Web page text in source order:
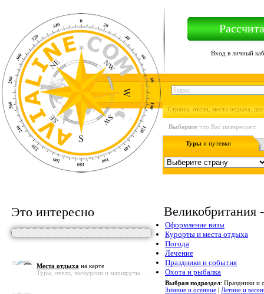
Вход в личный
Страны, отели, места отдыха,
Выберите что Вас интересует:
Туры и путевки
Это интересно
Места отдыха на карте
Туры, отели, экскурсии и маршруты ...
Великобритания
Оформление визы
Курорты и места отдыха
Погода
Лечение
Праздники и события
Охота и рыбалка
Выбран подраздел: Праздники и
Зимние и осенние | Летние и